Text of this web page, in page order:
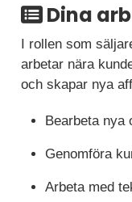
Dina
I rollen som
arbetar nära
och skapar nya
Bearbeta nya
Genomföra
Arbeta med